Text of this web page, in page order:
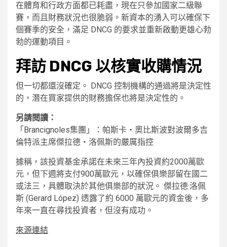
在體育和行政方面都已耗盡，現在只參加國家二級聯
賽，而且財務狀況也很脆弱。新資本的湧入可以確保下
個賽季的安全，滿足 DNCG 的要求並重新啟動更雄心勃
勃的運動項目。
拜訪 DNCG 以核實收購情況
但一切都還沒確定。 DNCG 控制機構的通過將是決定性
的，潛在買家提供的財務擔保也將是決定性的。
另請閱讀：
「Brancignoles集團」：帕斯卡‧奧比斯波對波爾多吉
倫特派主席傑拉德‧洛佩斯的嚴厲指控
據稱，該投資基金承諾在未來三年內投資約2000萬歐
元，但下週將支付900萬歐元，以確保俱樂部留在國二
或法三，具體取決於其他俱樂部的狀況。 傑拉德·洛佩
斯 (Gerard López) 透露了約 6000 萬歐元的資金後，多
年來一直在尋找投資者，但沒有成功。
來源連結